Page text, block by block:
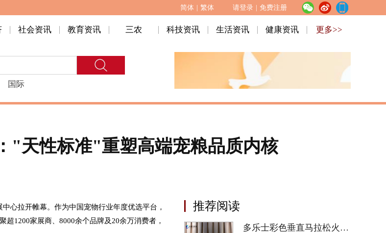
简体 繁体 请登录 免费注册
社会资讯 教育资讯 三农 科技资讯 生活资讯 健康资讯 更多>>
国际
"天性标准"重塑高端宠粮品质内核
心拉开帷幕。作为中国宠物行业年度优选平台，
超1200家展商、8000余个品牌及20余万消费者，
推荐阅读
多乐士彩色垂直马拉松火热开跑 为助力“星星”公益添“彩”